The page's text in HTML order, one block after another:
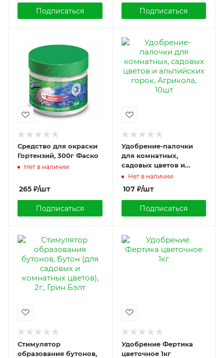
Подписаться Подписаться
Средство для окраски
Гортензий, 300г Фаско
Нет в наличии
265 ₽/шт
Подписаться
Удобрение-палочки
для комнатных,
садовых цветов и
альпийских горок,
Агрикола, 10шт
Нет в наличии
107₽/шт
Подписаться
Стимулятор
образования бутонов,
Удобрение Фертика
цветочное 1кг